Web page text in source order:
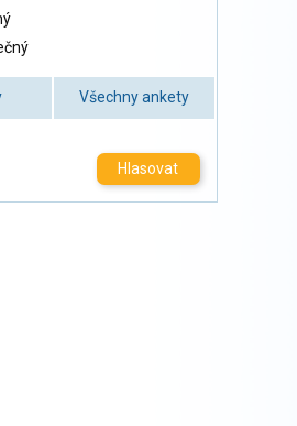
Všechny ankety
Hlasovat